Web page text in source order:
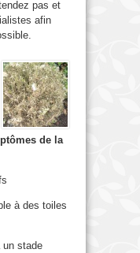
pas et
afin
de la
à des toiles
un stade